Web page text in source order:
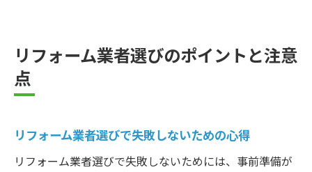
リフォーム業者選びのポイントと注意
点
リフォーム業者選びで失敗しないための心得
リフォーム業者選びで失敗しないためには、事前準備が